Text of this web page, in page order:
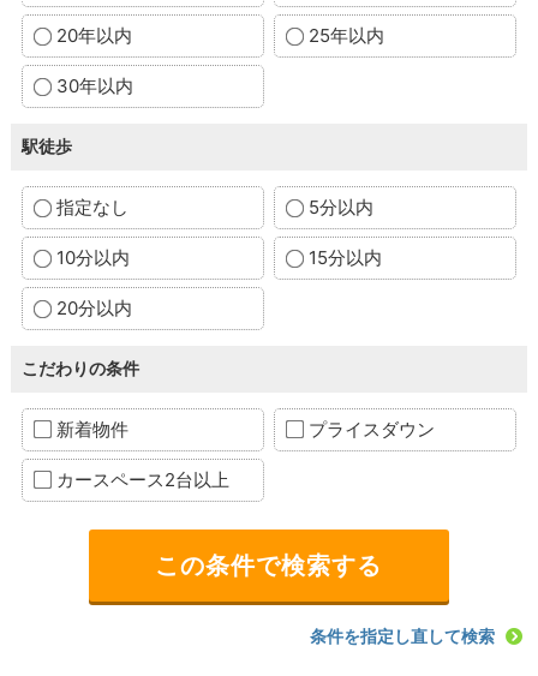
20年以内 25年以内
30年以内
駅徒歩
指定なし 5分以内
10分以内 15分以内
20分以内
こだわりの条件
新着物件 プライスダウン
カースペース2台以上
条件を指定し直して検索